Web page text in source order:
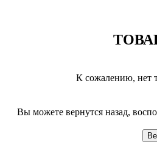
К сожалению, нет
Вы можете вернутся назад,